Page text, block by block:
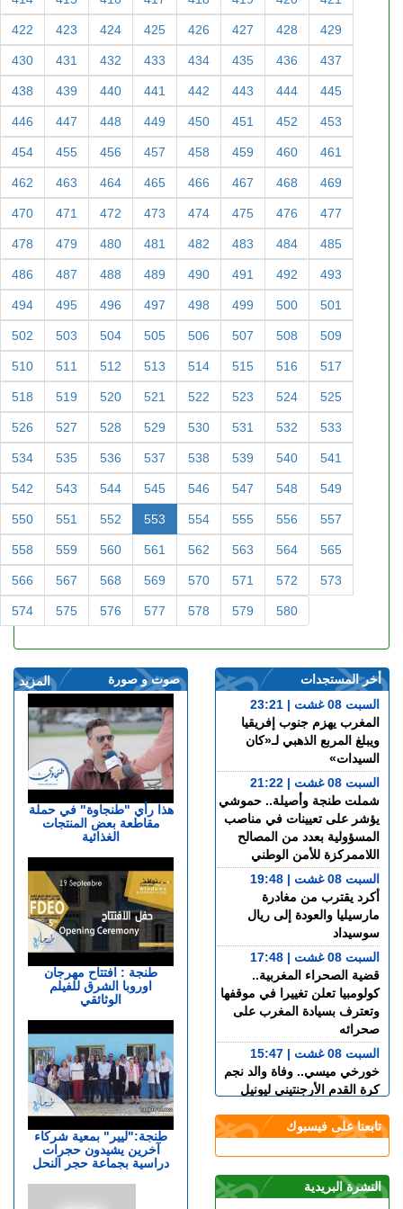
422 423 424 425 426 427 428 429
430 431 432 433 434 435 436 437
438 439 440 441 442 443 444 445
446 447 448 449 450 451 452 453
454 455 456 457 458 459 460 461
462 463 464 465 466 467 468 469
470 471 472 473 474 475 476 477
478 479 480 481 482 483 484 485
486 487 488 489 490 491 492 493
494 495 496 497 498 499 500 501
502 503 504 505 506 507 508 509
510 511 512 513 514 515 516 517
518 519 520 521 522 523 524 525
526 527 528 529 530 531 532 533
534 535 536 537 538 539 540 541
542 543 544 545 546 547 548 549
550 551 552 553 554 555 556 557
558 559 560 561 562 563 564 565
566 567 568 569 570 571 572 573
574 575 576 577 578 579 580
المزيد صوت و صورة
هذا رأي "طنجاوة" في حملة
مقاطعة بعض المنتجات
الغذائية
طنجة : افتتاح مهرجان
اوروبا الشرق للفيلم
الوثائقي
طنجة:"ليير" بمعية شركاء
آخرين يشيدون حجرات
دراسية بجماعة حجر النحل
أخر المستجدات
السبت 08 غشت | 23:21
المغرب يهزم جنوب إفريقيا
ويبلغ المربع الذهبي لـ«كان
السيدات»
السبت 08 غشت | 21:22
شملت طنجة وأصيلة.. حموشي
يؤشر على تعيينات في مناصب
المسؤولية بعدد من المصالح
اللاممركزة للأمن الوطني
السبت 08 غشت | 19:48
أكرد يقترب من مغادرة
مارسيليا والعودة إلى ريال
سوسيداد
السبت 08 غشت | 17:48
قضية الصحراء المغربية..
كولومبيا تعلن تغييرا في موقفها
وتعترف بسيادة المغرب على
صحرائه
السبت 08 غشت | 15:47
خورخي ميسي.. وفاة والد نجم
كرة القدم الأرجنتيني ليونيل
السبت 08 غشت | 14:49
للهجرة السرية
تابعنا على فيسبوك
النشرة البريدية